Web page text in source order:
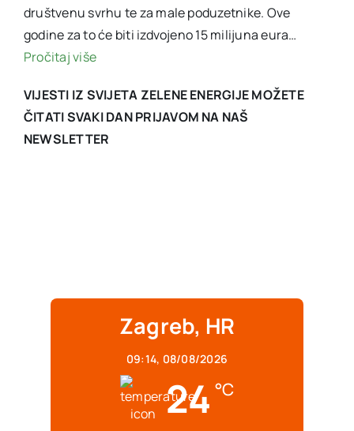
društvenu svrhu te za male poduzetnike. Ove
godine za to će biti izdvojeno 15 milijuna eura…
Pročitaj više
VIJESTI IZ SVIJETA ZELENE ENERGIJE MOŽETE
ČITATI SVAKI DAN PRIJAVOM NA NAŠ
NEWSLETTER
Zagreb, HR
09:14, 08/08/2026
24 °C